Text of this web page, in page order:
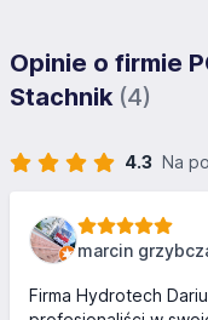
Opinie o firmie
Stachnik (4)
4.3 Na
marcin
Firma Hydrotech